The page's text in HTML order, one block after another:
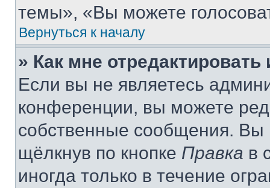
темы», «Вы можете
Вернуться к началу
» Как мне
Если вы не являетесь
конференции, вы можете
собственные сообщения. Вы
щёлкнув по кнопке Правка в
иногда только в течение